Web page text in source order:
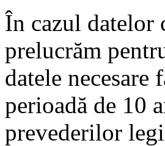
În cazul datelor
prelucrăm
datele
perioadă de 10
prevederilor